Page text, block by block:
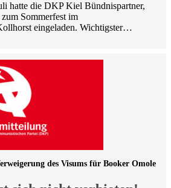
hatte die DKP Kiel Bündnispartner,
Sommerfest im
eingeladen. Wichtigster…
des Visums für Booker Omole